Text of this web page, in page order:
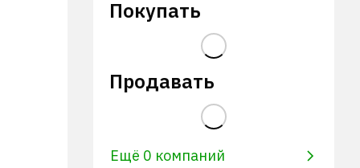
Покупать
Продавать
Ещё 0 компаний